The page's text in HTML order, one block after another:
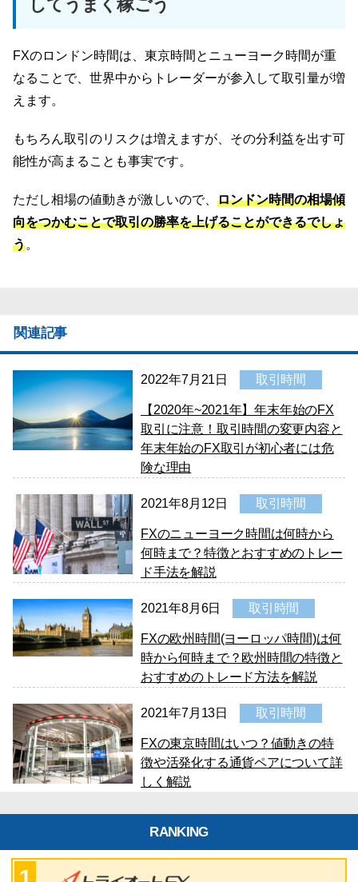
FXのロンドン時間は、東京時間とニューヨーク時間が重
なることで、世界中からトレーダーが参入して取引量が増
えます。
もちろん取引のリスクは増えますが、その分利益を出す可
能性が高まることも事実です。
ただし相場の値動きが激しいので、 ロンドン時間の相場傾
向をつかむことで取引の勝率を上げることができるでしょ
う。
関連記事
2022年7月21日 取引時間
【2020年~2021年】年末年始のFX
取引に注意！取引時間の変更内容と
年末年始のFX取引が初心者には危
険な理由
2021年8月12日 取引時間
FXのニューヨーク時間は何時から
何時まで？特徴とおすすめのトレー
ド手法を解説
2021年8月6日 取引時間
FXの欧州時間(ヨーロッパ時間)は何
時から何時まで？欧州時間の特徴と
おすすめのトレード方法を解説
2021年7月13日 取引時間
FXの東京時間はいつ？値動きの特
徴や活発化する通貨ペアについて詳
しく解説
RANKING